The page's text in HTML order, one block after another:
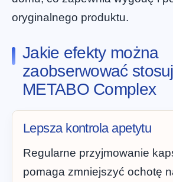
oryginalnego produktu.
Jakie efekty można
zaobserwować
METABO Complex
Lepsza kontrola apetytu
Regularne przyjmowanie
pomaga zmniejszyć ochotę